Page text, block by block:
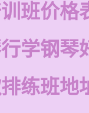
班价格
学钢琴
练班地